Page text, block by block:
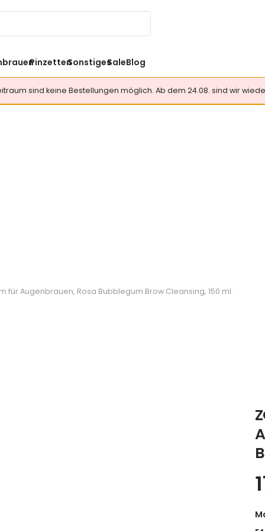
PinzettenSonstigesSaleBlog
sind keine Bestellungen möglich. Ab dem 24.08. sind wir
für Augenbrauen, Rosa Bubblegum Brow Cleansing, 150 ml.